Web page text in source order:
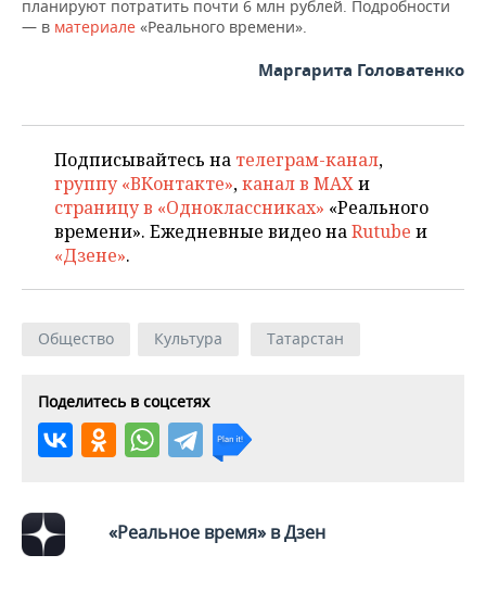
планируют потратить почти 6 млн рублей. Подробности
— в материале «Реального времени».
Маргарита Головатенко
Подписывайтесь на телеграм-канал,
группу «ВКонтакте»,канал в MAXи
страницу в «Одноклассниках» «Реального
времени». Ежедневные видео наRutube и
«Дзене».
Общество Культура Татарстан
Поделитесь в соцсетях
«Реальное время» в Дзен